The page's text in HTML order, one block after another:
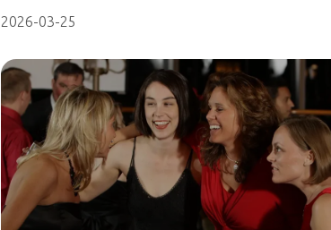
2026-03-25